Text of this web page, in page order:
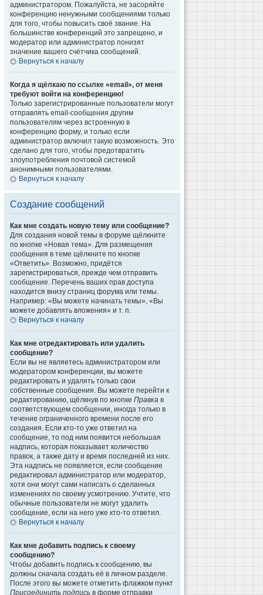
администратором. Пожалуйста, не засоряйте
конференцию ненужными сообщениями только
для того, чтобы повысить своё звание. На
большинстве конференций это запрещено, и
модератор или администратор понизят
значение вашего счётчика сообщений.
Вернуться к началу
Когда я щёлкаю по ссылке «email», от меня
требуют войти на конференцию!
Только зарегистрированные пользователи могут
отправлять email-сообщения другим
пользователям через встроенную в
конференцию форму, и только если
администратор включил такую возможность. Это
сделано для того, чтобы предотвратить
злоупотребления почтовой системой
анонимными пользователями.
Вернуться к началу
Создание сообщений
Как мне создать новую тему или сообщение?
Для создания новой темы в форуме щёлкните
по кнопке «Новая тема». Для размещения
сообщения в теме щёлкните по кнопке
«Ответить». Возможно, придётся
зарегистрироваться, прежде чем отправить
сообщение. Перечень ваших прав доступа
находится внизу страниц форума или темы.
Например: «Вы можете начинать темы», «Вы
можете добавлять вложения» и т. п.
Вернуться к началу
Как мне отредактировать или удалить
сообщение?
Если вы не являетесь администратором или
модератором конференции, вы можете
редактировать и удалять только свои
собственные сообщения. Вы можете перейти к
редактированию, щёлкнув по кнопке Правка в
соответствующем сообщении, иногда только в
течение ограниченного времени после его
создания. Если кто-то уже ответил на
сообщение, то под ним появится небольшая
надпись, которая показывает количество
правок, а также дату и время последней из них.
Эта надпись не появляется, если сообщение
редактировал администратор или модератор,
хотя они могут сами написать о сделанных
изменениях по своему усмотрению. Учтите, что
обычные пользователи не могут удалить
сообщение, если на него уже кто-то ответил.
Вернуться к началу
Как мне добавить подпись к своему
сообщению?
Чтобы добавить подпись к сообщению, вы
должны сначала создать её в личном разделе.
После этого вы можете отметить флажком пункт
Присоединить подпись в форме отправки